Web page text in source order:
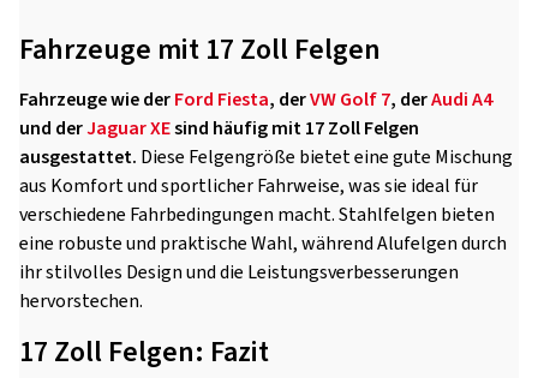
Fahrzeuge mit 17 Zoll Felgen
Fahrzeuge wie derFord Fiesta, derVW Golf 7, derAudi A4
und derJaguar XEsind häufig mit 17 Zoll Felgen
ausgestattet. Diese Felgengröße bietet eine gute Mischung
aus Komfort und sportlicher Fahrweise, was sie ideal für
verschiedene Fahrbedingungen macht. Stahlfelgen bieten
eine robuste und praktische Wahl, während Alufelgen durch
ihr stilvolles Design und die Leistungsverbesserungen
hervorstechen.
17 Zoll Felgen: Fazit